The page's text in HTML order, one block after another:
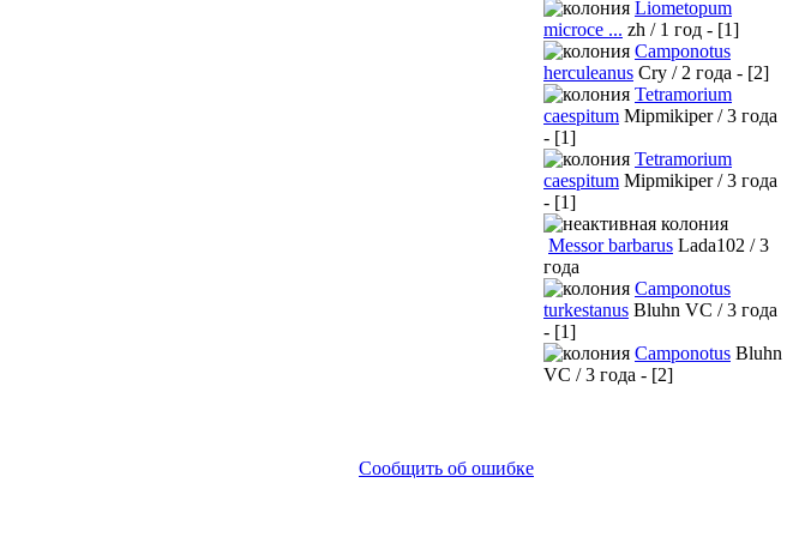
Сообщить об ошибке
Liometopum
microce ... zh / 1 год - [1]
Camponotus
herculeanus Cry / 2 года - [2]
Tetramorium
caespitum Mipmikiper / 3 года
- [1]
Tetramorium
caespitum Mipmikiper / 3 года
- [1]
Messor barbarus Lada102 / 3
года
Camponotus
turkestanus Bluhn VC / 3 года
- [1]
Camponotus Bluhn
VC / 3 года - [2]